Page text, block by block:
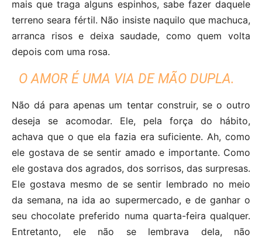
mais que traga alguns espinhos, sabe fazer daquele
terreno seara fértil. Não insiste naquilo que machuca,
arranca risos e deixa saudade, como quem volta
depois com uma rosa.
O AMOR É UMA VIA DE MÃO DUPLA.
Não dá para apenas um tentar construir, se o outro
deseja se acomodar. Ele, pela força do hábito,
achava que o que ela fazia era suficiente. Ah, como
ele gostava de se sentir amado e importante. Como
ele gostava dos agrados, dos sorrisos, das surpresas.
Ele gostava mesmo de se sentir lembrado no meio
da semana, na ida ao supermercado, e de ganhar o
seu chocolate preferido numa quarta-feira qualquer.
Entretanto, ele não se lembrava dela, não